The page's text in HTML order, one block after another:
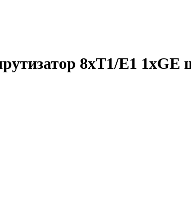
8xT1/E1 1xGE